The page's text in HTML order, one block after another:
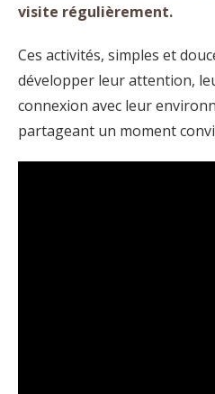
visite régulièrement.
Ces activités, simples et
développer leur attention,
connexion avec leur
partageant un moment